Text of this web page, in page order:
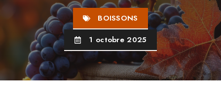
BOISSONS
1 octobre 2025